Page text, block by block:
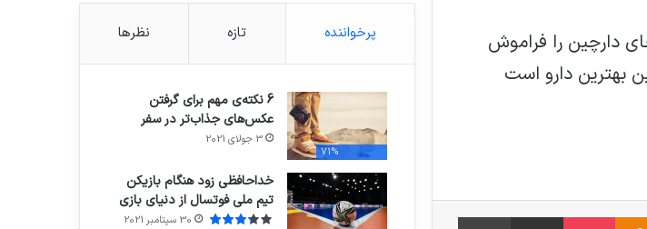
را فراموش
بهترین دارو است
‫Odnoklassniki
پاکت اشتراک گذاری از طریق ایمیل چاپ
پرخواننده تازه نظرها
71%
6 نکته‌ی مهم برای گرفتن
عکس‌های جذاب‌تر در سفر
3 جولای 2021
خداحافظی زود هنگام بازیکن
تیم ملی فوتسال از دنیای بازی
30 سپتامبر 2021